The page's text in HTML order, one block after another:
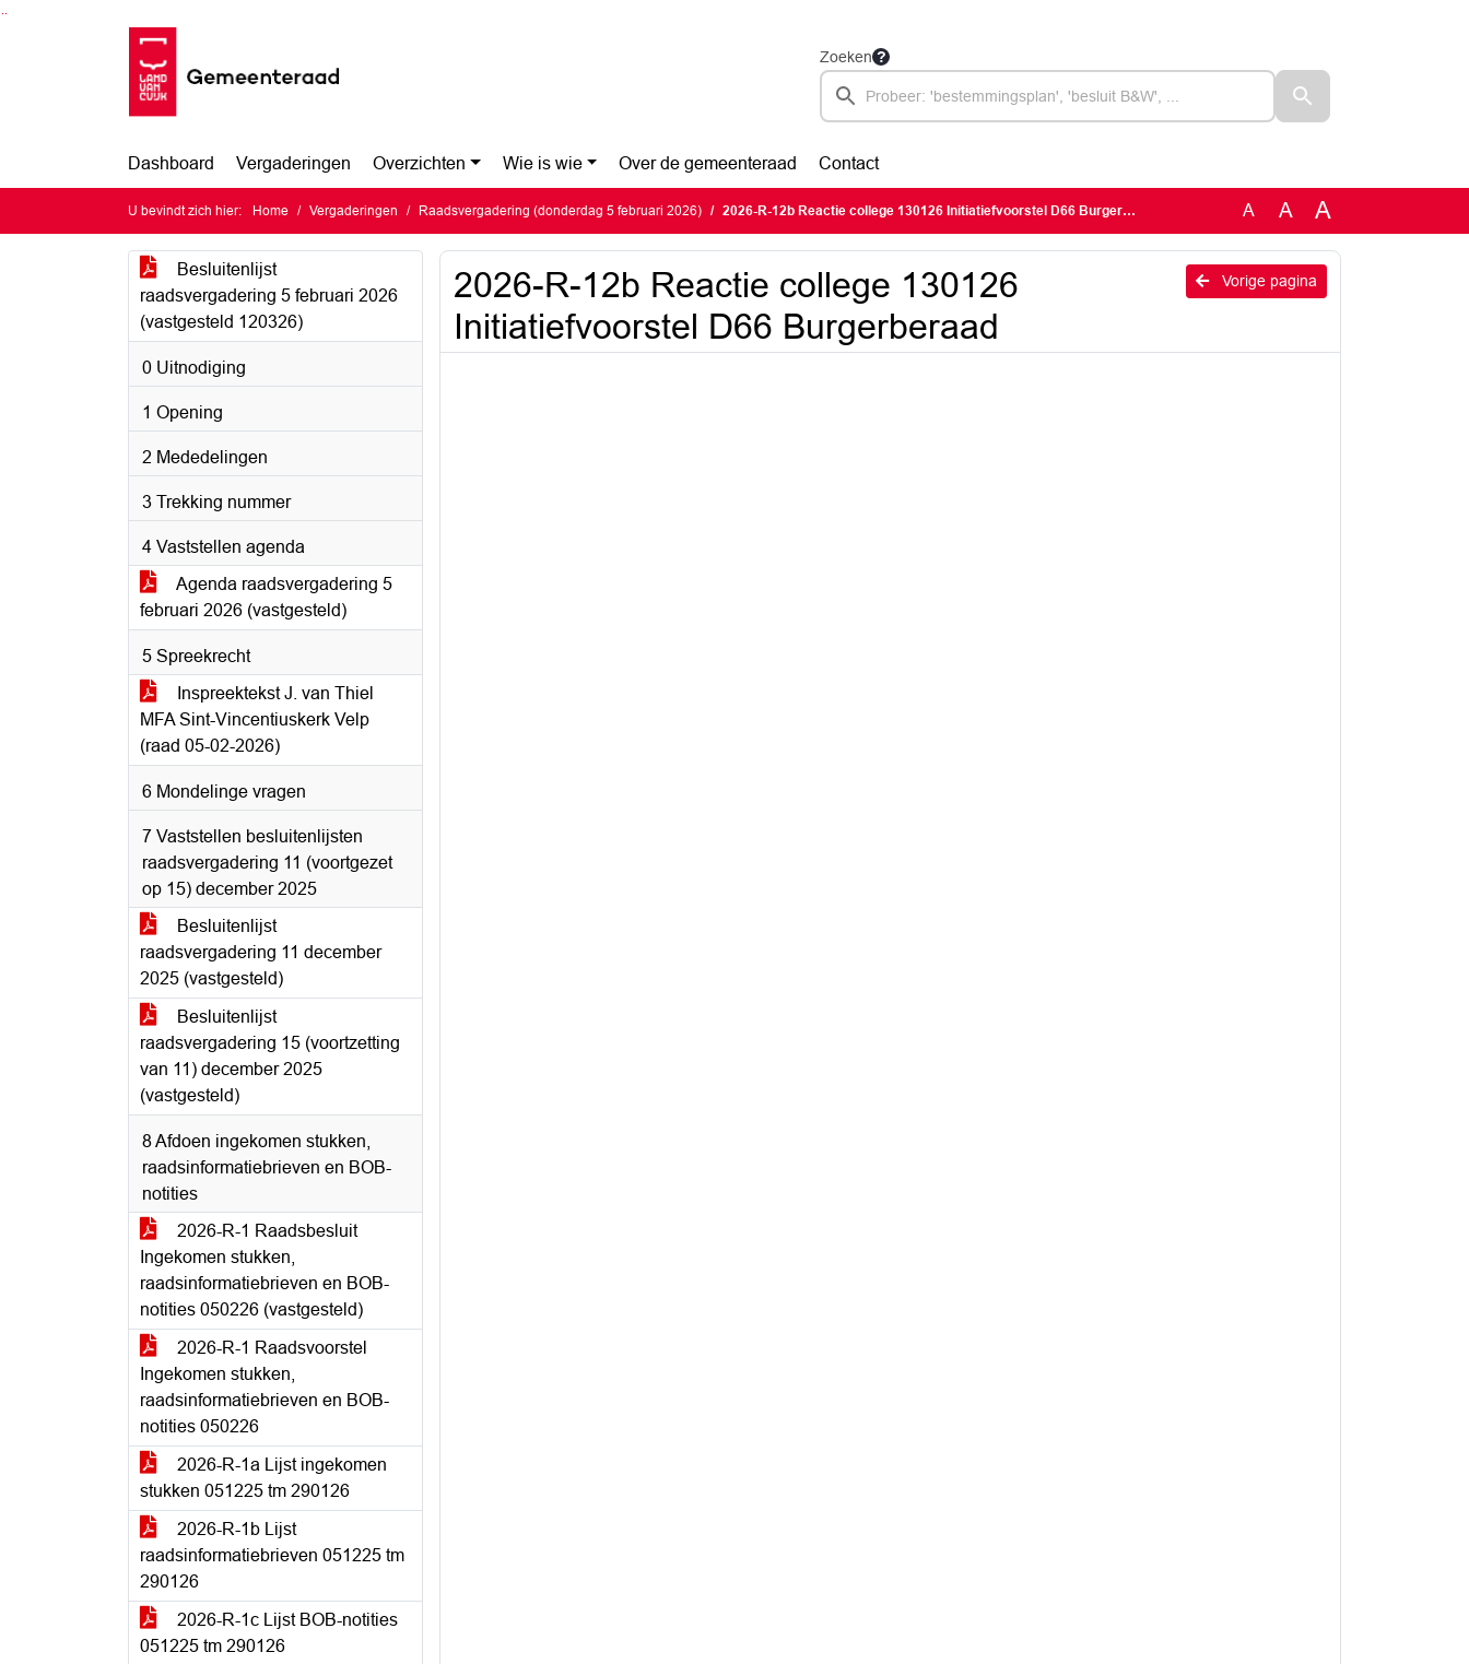
Ga naar de inhoud van deze pagina
Ga naar het zoeken
Ga naar het menu
Zoeken
Dashboard Vergaderingen Overzichten Wie is wie Over de gemeenteraad Contact
U bevindt zich hier: Home Vergaderingen Raadsvergadering (donderdag 5 februari 2026) 2026-R-12b Reactie college 130126 Initiatiefvoorstel D66 Burgerberaad A A A
Besluitenlijst
raadsvergadering 5 februari 2026
(vastgesteld 120326)
0 Uitnodiging
1 Opening
2 Mededelingen
3 Trekking nummer
4 Vaststellen agenda
Agenda raadsvergadering 5
februari 2026 (vastgesteld)
5 Spreekrecht
Inspreektekst J. van Thiel
MFA Sint-Vincentiuskerk Velp
(raad 05-02-2026)
6 Mondelinge vragen
7 Vaststellen besluitenlijsten
raadsvergadering 11 (voortgezet
op 15) december 2025
Besluitenlijst
raadsvergadering 11 december
2025 (vastgesteld)
Besluitenlijst
raadsvergadering 15 (voortzetting
van 11) december 2025
(vastgesteld)
8 Afdoen ingekomen stukken,
raadsinformatiebrieven en BOB-
notities
2026-R-1 Raadsbesluit
Ingekomen stukken,
raadsinformatiebrieven en BOB-
notities 050226 (vastgesteld)
2026-R-1 Raadsvoorstel
Ingekomen stukken,
raadsinformatiebrieven en BOB-
notities 050226
2026-R-1a Lijst ingekomen
stukken 051225 tm 290126
2026-R-1b Lijst
raadsinformatiebrieven 051225 tm
290126
2026-R-1c Lijst BOB-notities
051225 tm 290126
Vorige pagina
2026-R-12b Reactie college 130126
Initiatiefvoorstel D66 Burgerberaad